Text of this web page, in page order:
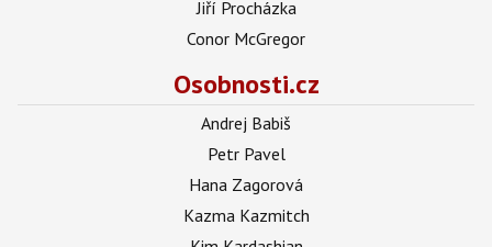
Jiří Procházka
Conor McGregor
Osobnosti.cz
Andrej Babiš
Petr Pavel
Hana Zagorová
Kazma Kazmitch